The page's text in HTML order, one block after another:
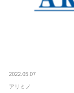
2022.05.07
アリミノ